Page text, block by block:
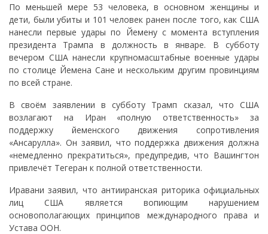
По меньшей мере 53 человека, в основном женщины и
дети, были убиты и 101 человек ранен после того, как США
нанесли первые удары по Йемену с момента вступления
президента Трампа в должность в январе. В субботу
вечером США нанесли крупномасштабные военные удары
по столице Йемена Сане и нескольким другим провинциям
по всей стране.
В своём заявлении в субботу Трамп сказал, что США
возлагают на Иран «полную ответственность» за
поддержку йеменского движения сопротивления
«Ансарулла». Он заявил, что поддержка движения должна
«немедленно прекратиться», предупредив, что Вашингтон
привлечёт Тегеран к полной ответственности.
Иравани заявил, что антииранская риторика официальных
лиц США является вопиющим нарушением
основополагающих принципов международного права и
Устава ООН.